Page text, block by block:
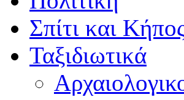
Σπίτι και
Ταξιδιωτικά